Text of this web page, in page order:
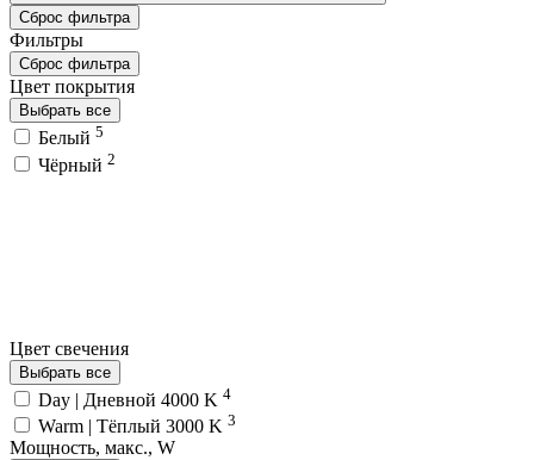
Сброс фильтра
Фильтры
Сброс фильтра
Цвет покрытия
Выбрать все
Белый 5
Чёрный 2
Цвет свечения
Выбрать все
Day | Дневной 4000 K 4
Warm | Тёплый 3000 K 3
Мощность, макс., W